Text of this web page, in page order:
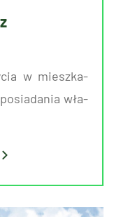
w miesz­ka­
wła­